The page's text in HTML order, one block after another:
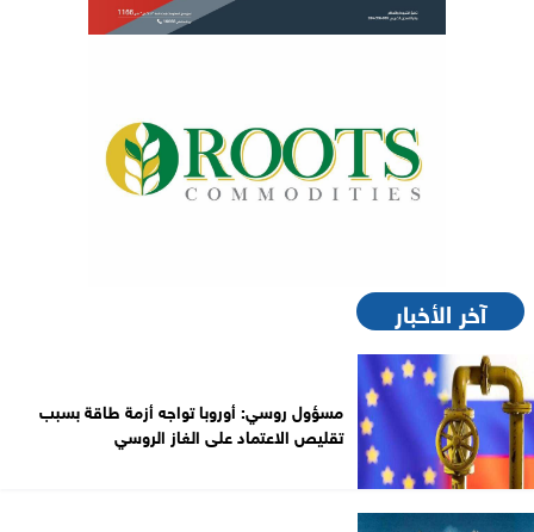
آخر الأخبار
مسؤول روسي: أوروبا تواجه أزمة طاقة بسبب
تقليص الاعتماد على الغاز الروسي